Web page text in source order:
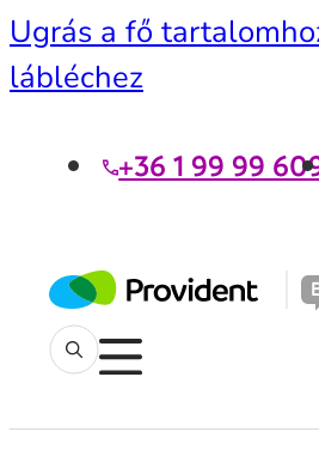
Ugrás a fő
lábléchez
+36 1 99 99